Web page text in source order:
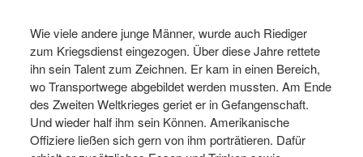
Wie viele andere junge Männer, wurde auch Riediger
zum Kriegsdienst eingezogen. Über diese Jahre rettete
ihn sein Talent zum Zeichnen. Er kam in einen Bereich,
wo Transportwege abgebildet werden mussten. Am Ende
des Zweiten Weltkrieges geriet er in Gefangenschaft.
Und wieder half ihm sein Können. Amerikanische
Offiziere ließen sich gern von ihm porträtieren. Dafür